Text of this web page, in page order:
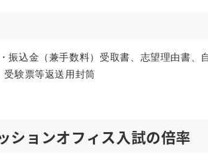
振込金（兼手数料）受取書、志望理由書、
受験票等返送用封筒
ションオフィス入試の倍率